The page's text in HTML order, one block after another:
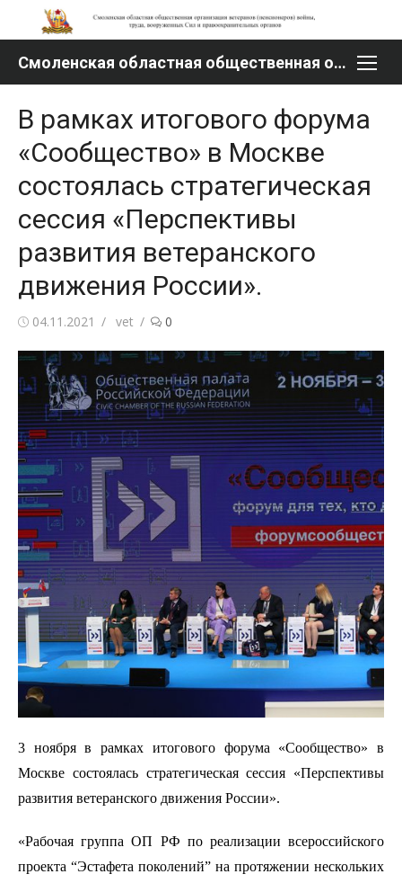
Перейти
содержимому
Смоленская областная общественная организация ветеранов (пенсионеров) войны, труда, вооруженных Сил и правоохранительных органов
В рамках итогового форума
«Сообщество» в Москве
состоялась стратегическая
сессия «Перспективы
развития ветеранского
движения России».
Опубликовано
04.11.2021 Автор
vet 0
3 ноября в рамках итогового форума «Сообщество» в
Москве состоялась стратегическая сессия «Перспективы
развития ветеранского движения России».
«Рабочая группа ОП РФ по реализации всероссийского
проекта “Эстафета поколений” на протяжении нескольких